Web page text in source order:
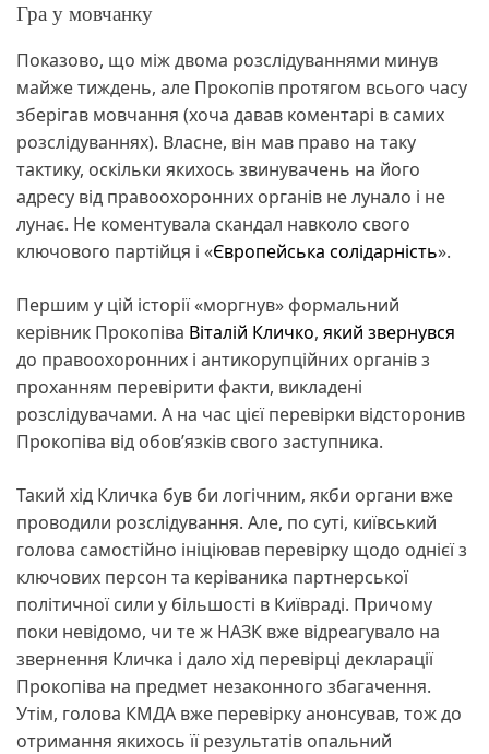
Гра у мовчанку
Показово, що між двома розслідуваннями минув
майже тиждень, але Прокопів протягом всього часу
зберігав мовчання (хоча давав коментарі в самих
розслідуваннях). Власне, він мав право на таку
тактику, оскільки якихось звинувачень на його
адресу від правоохоронних органів не лунало і не
лунає. Не коментувала скандал навколо свого
ключового партійця і «Європейська солідарність».
Першим у цій історії «моргнув» формальний
керівник Прокопіва Віталій Кличко, який звернувся
до правоохоронних і антикорупційних органів з
проханням перевірити факти, викладені
розслідувачами. А на час цієї перевірки відсторонив
Прокопіва від обов’язків свого заступника.
Такий хід Кличка був би логічним, якби органи вже
проводили розслідування. Але, по суті, київський
голова самостійно ініціював перевірку щодо однієї з
ключових персон та керіваника партнерської
політичної сили у більшості в Київраді. Причому
поки невідомо, чи те ж НАЗК вже відреагувало на
звернення Кличка і дало хід перевірці декларації
Прокопіва на предмет незаконного збагачення.
Утім, голова КМДА вже перевірку анонсував, тож до
отримання якихось її результатів опальний